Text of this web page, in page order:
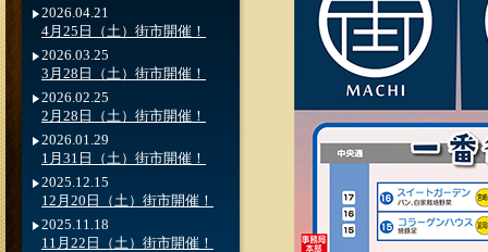
2026.04.21
4月25日（土）街市開催！
2026.03.25
3月28日（土）街市開催！
2026.02.25
2月28日（土）街市開催！
2026.01.29
1月31日（土）街市開催！
2025.12.15
12月20日（土）街市開催！
2025.11.18
11月22日（土）街市開催！